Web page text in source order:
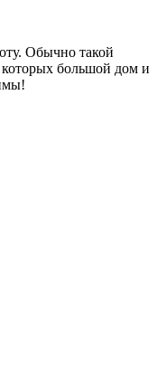
Обычно такой
которых большой дом и